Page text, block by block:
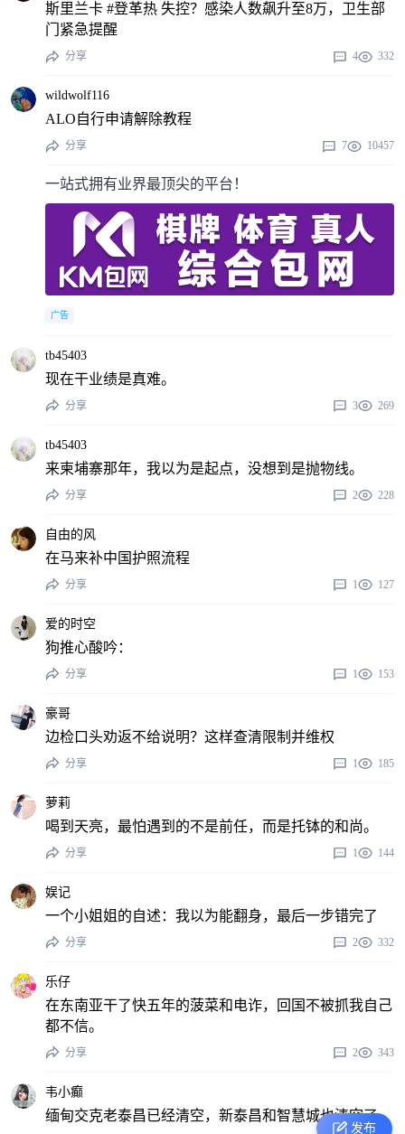
斯里兰卡 #登革热 失控？感染人数飙升至8万，卫生部
门紧急提醒
分享 4 332
wildwolf116
ALO自行申请解除教程
分享 7 10457
一站式拥有业界最顶尖的平台！
广告
tb45403
现在干业绩是真难。
分享 3 269
tb45403
来柬埔寨那年，我以为是起点，没想到是抛物线。
分享 2 228
自由的风
在马来补中国护照流程
分享 1 127
爱的时空
狗推心酸吟：
分享 1 153
豪哥
边检口头劝返不给说明？这样查清限制并维权
分享 1 185
萝莉
喝到天亮，最怕遇到的不是前任，而是托钵的和尚。
分享 1 144
娱记
一个小姐姐的自述：我以为能翻身，最后一步错完了
分享 2 332
乐仔
在东南亚干了快五年的菠菜和电诈，回国不被抓我自己
都不信。
分享 2 343
韦小癫
缅甸交克老泰昌已经清空，新泰昌和智慧城也清空了。
发布